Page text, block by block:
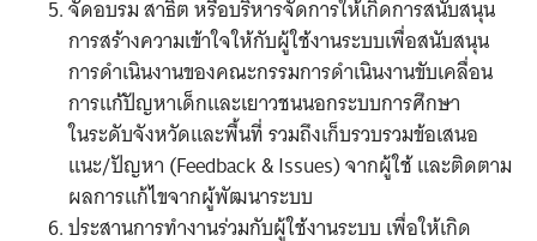
จัดอบรม สาธิต หรือบริหารจัดการให้เกิดการสนับสนุน
การสร้างความเข้าใจให้กับผู้ใช้งานระบบเพื่อสนับสนุน
การดำเนินงานของคณะกรรมการดำเนินงานขับเคลื่อน
การแก้ปัญหาเด็กและเยาวชนนอกระบบการศึกษา
ในระดับจังหวัดและพื้นที่ รวมถึงเก็บรวบรวมข้อเสนอ
แนะ/ปัญหา (Feedback & Issues) จากผู้ใช้ และติดตาม
ผลการแก้ไขจากผู้พัฒนาระบบ
ประสานการทำงานร่วมกับผู้ใช้งานระบบ เพื่อให้เกิด